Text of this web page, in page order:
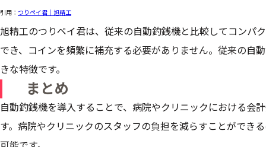
引用： つりペイ君｜旭精工
旭精工のつりペイ君は、従来の自動釣銭機と比較してコンパ
でき、コインを頻繁に補充する必要がありません。従来の自
きな特徴です。
まとめ
自動釣銭機を導入することで、病院やクリニックにおける会
す。病院やクリニックのスタッフの負担を減らすことができ